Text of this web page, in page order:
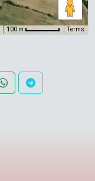
100 m Terms